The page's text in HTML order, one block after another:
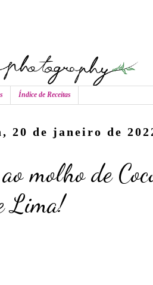
Índice de Receitas
20 de janeiro de
molho de
Lima!